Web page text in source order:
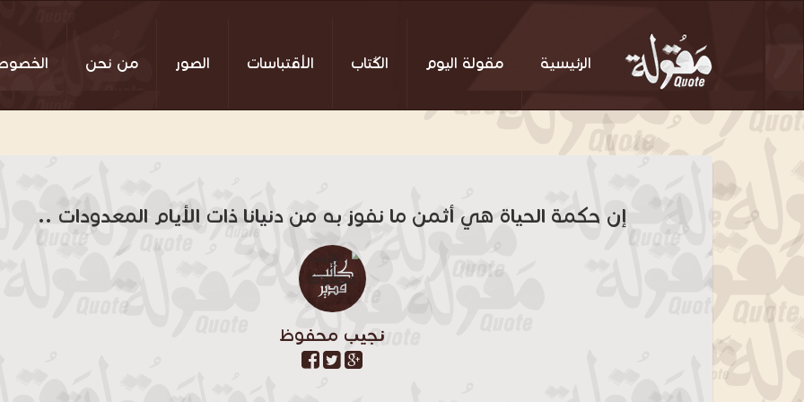
الرئيسية مقولة اليوم الكُتاب الأقتباسات الصور من نحن
إن حكمة الحياة هي أثمن ما نفوز به من دنيانا ذات الأيام المعدودات ..
نجيب محفوظ